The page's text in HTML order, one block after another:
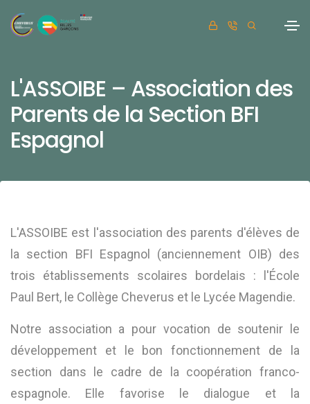
L'ASSOIBE – Association des
Parents de la Section BFI
Espagnol
L'ASSOIBE est l'association des parents d'élèves de
la section BFI Espagnol (anciennement OIB) des
trois établissements scolaires bordelais : l'École
Paul Bert, le Collège Cheverus et le Lycée Magendie.
Notre association a pour vocation de soutenir le
développement et le bon fonctionnement de la
section dans le cadre de la coopération franco-
espagnole. Elle favorise le dialogue et la